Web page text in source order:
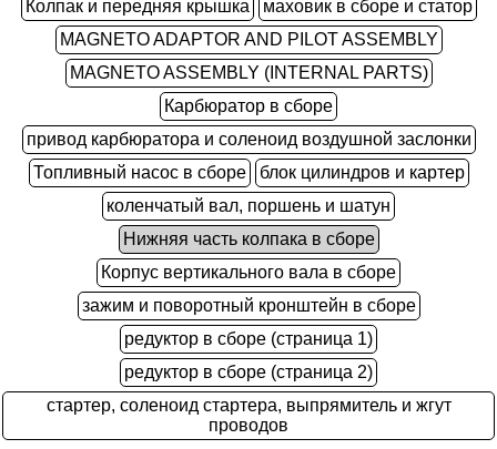
Колпак и передняя крышка
маховик в сборе и статор
MAGNETO ADAPTOR AND PILOT ASSEMBLY
MAGNETO ASSEMBLY (INTERNAL PARTS)
Карбюратор в сборе
привод карбюратора и соленоид воздушной заслонки
Топливный насос в сборе
блок цилиндров и картер
коленчатый вал, поршень и шатун
Нижняя часть колпака в сборе
Корпус вертикального вала в сборе
зажим и поворотный кронштейн в сборе
редуктор в сборе (страница 1)
редуктор в сборе (страница 2)
стартер, соленоид стартера, выпрямитель и жгут
проводов